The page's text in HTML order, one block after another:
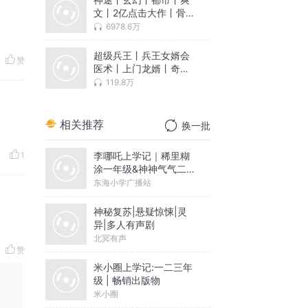
赞
1
赞
文丨2亿点击大作丨骨头
演播6978.6万
超级兵王丨兵王女婿会
医术丨上门龙婿丨奇门
医圣丨爽文
119.8万
相关推荐 换一批
李哪吒上学记｜稀里糊
涂一年级&神神气气二年
级
东海小学广播站
神秘复苏|悬疑惊悚|灵
异|多人有声剧
北冥有声
米小圈上学记:一二三年
级 | 畅销出版物
米小圈